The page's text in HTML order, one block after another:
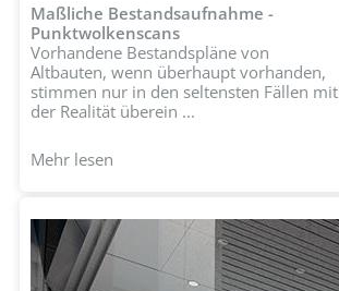
Maßliche Bestandsaufnahme -
Punktwolkenscans
Vorhandene Bestandspläne von
Altbauten, wenn überhaupt vorhanden,
stimmen nur in den seltensten Fällen mit
der Realität überein ...
Mehr lesen